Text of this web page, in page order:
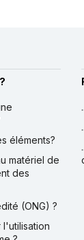
éléments?
matériel de
des
(ONG) ?
l'utilisation